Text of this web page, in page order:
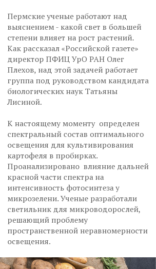
Пермские ученые работают над
выяснением - какой свет в большей
степени влияет на рост растений.
Как рассказал «Российской газете»
директор ПФИЦ УрО РАН Олег
Плехов, над этой задачей работает
группа под руководством кандидата
биологических наук Татьяны
Лисиной.
К настоящему моменту определен
спектральный состав оптимального
освещения для культивирования
картофеля в пробирках.
Проанализировано влияние дальней
красной части спектра на
интенсивность фотосинтеза у
микрозелени. Ученые разработали
светильник для микроводорослей,
решающий проблему
пространственной неравномерности
освещения.